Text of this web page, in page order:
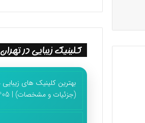
کلینیک زیبایی در تهران
(جزئیات و مشخصات) | 1405